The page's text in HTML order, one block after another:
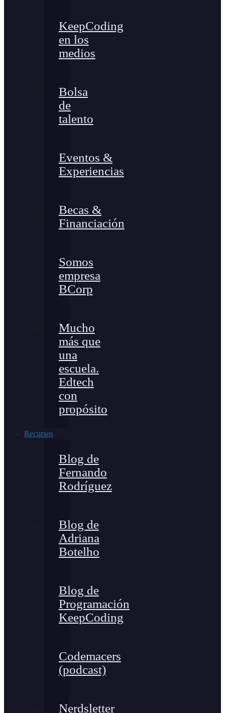
KeepCoding
en los
medios
Bolsa
de
talento
Eventos &
Experiencias
Becas &
Financiación
Somos
empresa
BCorp
Mucho
más que
una
escuela.
Edtech
con
propósito
Recursos
Blog de
Fernando
Rodríguez
Blog de
Adriana
Botelho
Blog de
Programación
KeepCoding
Codemacers
(podcast)
Nerdsletter